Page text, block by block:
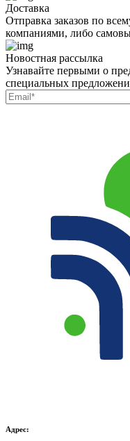
Доставка
Отправка заказов по
компаниями, либо
Новостная рассылка
Узнавайте первыми о
специальных
Адрес: